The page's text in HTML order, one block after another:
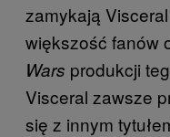
zamykają
większość fanów
Wars produkcji
Visceral zawsze
się z innym